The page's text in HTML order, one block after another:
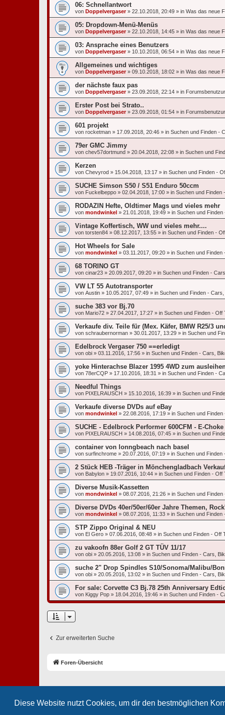
Diese Website nutzt Cookies, um dir den bestmöglichen
06: Schnellantwort
von Doppelvergaser» 22.10.2018, 20:49 » in Was das neue
05: Dropdown-Menü-Menüs
von Doppelvergaser» 22.10.2018, 14:45 » in Was das neue
03: Ansprache eines Benutzers
von Doppelvergaser» 10.10.2018, 06:54 » in Was das neue
Allgemeines und wichtiges
von Doppelvergaser» 09.10.2018, 18:02 » in Was das neue
der nächste faux pas
von Doppelvergaser» 23.09.2018, 22:14 » in
Erster Post bei Strato..
von Doppelvergaser» 23.09.2018, 01:54 » in
601 projekt
von rocketman » 17.09.2018, 20:46 » in Suchen und Finden -
79er GMC Jimmy
von chev57dortmund » 20.04.2018, 22:08 » in Suchen und
Kerzen
von Chevyrod » 15.04.2018, 13:17 » in Suchen und Finden -
SUCHE Simson S50 / S51 Enduro 50ccm
von Fuckelbeppo » 02.04.2018, 17:00 » in Suchen und Finden
RODAZIN Hefte, Oldtimer Mags und vieles mehr
von mondwinkel » 21.01.2018, 19:49 » in Suchen und
Vintage Koffertisch, WW und vieles mehr....
von torsten84 » 08.12.2017, 13:55 » in Suchen und Finden -
Hot Wheels for Sale
von mondwinkel » 03.11.2017, 09:20 » in Suchen und Finden
68 TORINO GT
von cinar23 » 20.09.2017, 09:20 » in Suchen und Finden -
VW LT 55 Autotransporter
von Austin » 10.05.2017, 07:49 » in Suchen und Finden -
suche 383 vor Bj.70
von Mario72 » 27.04.2017, 17:27 » in Suchen und Finden - Off
Verkaufe div. Teile für (Mex. Käfer, BMW R25/3
von schraubernorman » 30.01.2017, 13:29 » in Suchen und
Edelbrock Vergaser 750 ==erledigt
von obi » 03.11.2016, 17:56 » in Suchen und Finden - Cars,
yoke Hinterachse Blazer 1995 4WD zum
von 78erCQP » 17.10.2016, 18:31 » in Suchen und Finden -
Needful Things
von PIXELRAUSCH » 15.10.2016, 16:39 » in Suchen und
Verkaufe diverse DVDs auf eBay
von mondwinkel » 22.08.2016, 17:19 » in Suchen und
SUCHE - Edelbrock Performer 600CFM - E-Choke
von PIXELRAUSCH » 14.08.2016, 07:45 » in Suchen und
container von lonngbeach nach basel
von surfinchrome » 20.07.2016, 07:19 » in Suchen und Finden
2 Stück HEB -Träger in Mönchengladbach
von Babylon » 19.07.2016, 10:44 » in Suchen und Finden - Off
Diverse Musik-Kassetten
von mondwinkel » 08.07.2016, 21:26 » in Suchen und
Diverse DVDs 40er/50er/60er Jahre Themen,
von mondwinkel » 08.07.2016, 11:33 » in Suchen und Finden
STP Zippo Original & NEU
von El Gero » 07.06.2016, 08:48 » in Suchen und Finden - Off
zu vakoofn 88er Golf 2 GT TÜV 11/17
von obi » 20.05.2016, 13:08 » in Suchen und Finden - Cars,
suche 2" Drop Spindles S10/Sonoma/Malibu/
von obi » 20.05.2016, 13:02 » in Suchen und Finden - Cars,
For sale: Corvette C3 Bj.78 25th Anniversary
von Kiggy Pop » 18.04.2016, 19:46 » in Suchen und Finden -
Zur erweiterten Suche
Foren-Übersicht